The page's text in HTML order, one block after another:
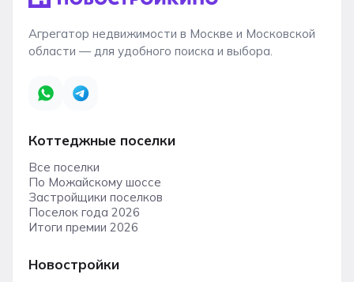
Агрегатор недвижимости в Москве и Московской
области — для удобного поиска и выбора.
Коттеджные поселки
Все поселки
По Можайскому шоссе
Застройщики поселков
Поселок года 2026
Итоги премии 2026
Новостройки